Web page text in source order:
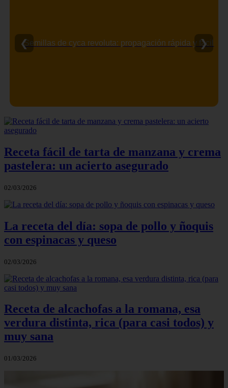
Semillas de cyca revoluta: propagación rápida y fácil
❮ ❯
Receta fácil de tarta de manzana y crema
pastelera: un acierto asegurado
02/03/2026
La receta del día: sopa de pollo y ñoquis
con espinacas y queso
02/03/2026
Receta de alcachofas a la romana, esa
verdura distinta, rica (para casi todos) y
muy sana
01/03/2026